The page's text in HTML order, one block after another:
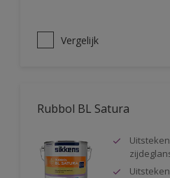
Vergelijk
Rubbol BL Satura